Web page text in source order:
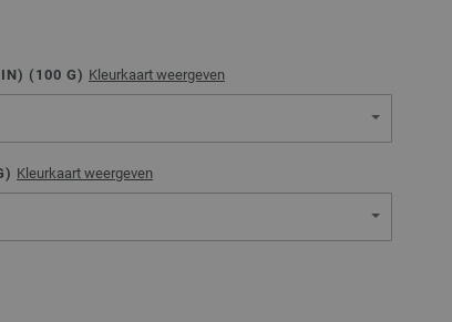
(100 G) Kleurkaart weergeven
Kleurkaart weergeven